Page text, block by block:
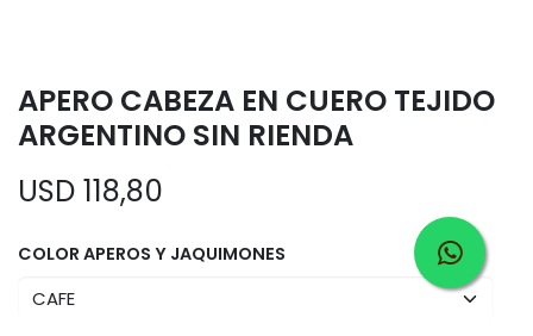
APERO CABEZA EN CUERO TEJIDO
ARGENTINO SIN RIENDA
USD 118,80
COLOR APEROS Y JAQUIMONES